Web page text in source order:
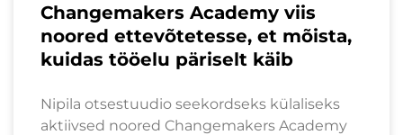
Changemakers Academy viis
noored ettevõtetesse, et mõista,
kuidas tööelu päriselt käib
Nipila otsestuudio seekordseks külaliseks
aktiivsed noored Changemakers Academy